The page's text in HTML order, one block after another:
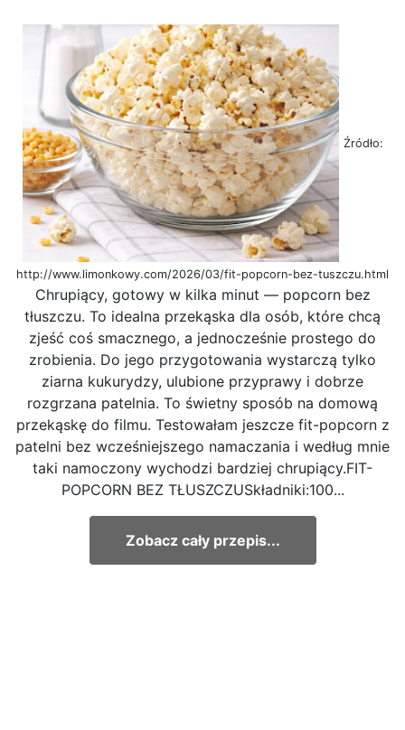
Źródło:
http://www.limonkowy.com/2026/03/fit-popcorn-bez-tuszczu.html
Chrupiący, gotowy w kilka minut — popcorn bez
tłuszczu. To idealna przekąska dla osób, które chcą
zjeść coś smacznego, a jednocześnie prostego do
zrobienia. Do jego przygotowania wystarczą tylko
ziarna kukurydzy, ulubione przyprawy i dobrze
rozgrzana patelnia. To świetny sposób na domową
przekąskę do filmu. Testowałam jeszcze fit-popcorn z
patelni bez wcześniejszego namaczania i według mnie
taki namoczony wychodzi bardziej chrupiący.FIT-
POPCORN BEZ TŁUSZCZUSkładniki:100...
Zobacz cały przepis...